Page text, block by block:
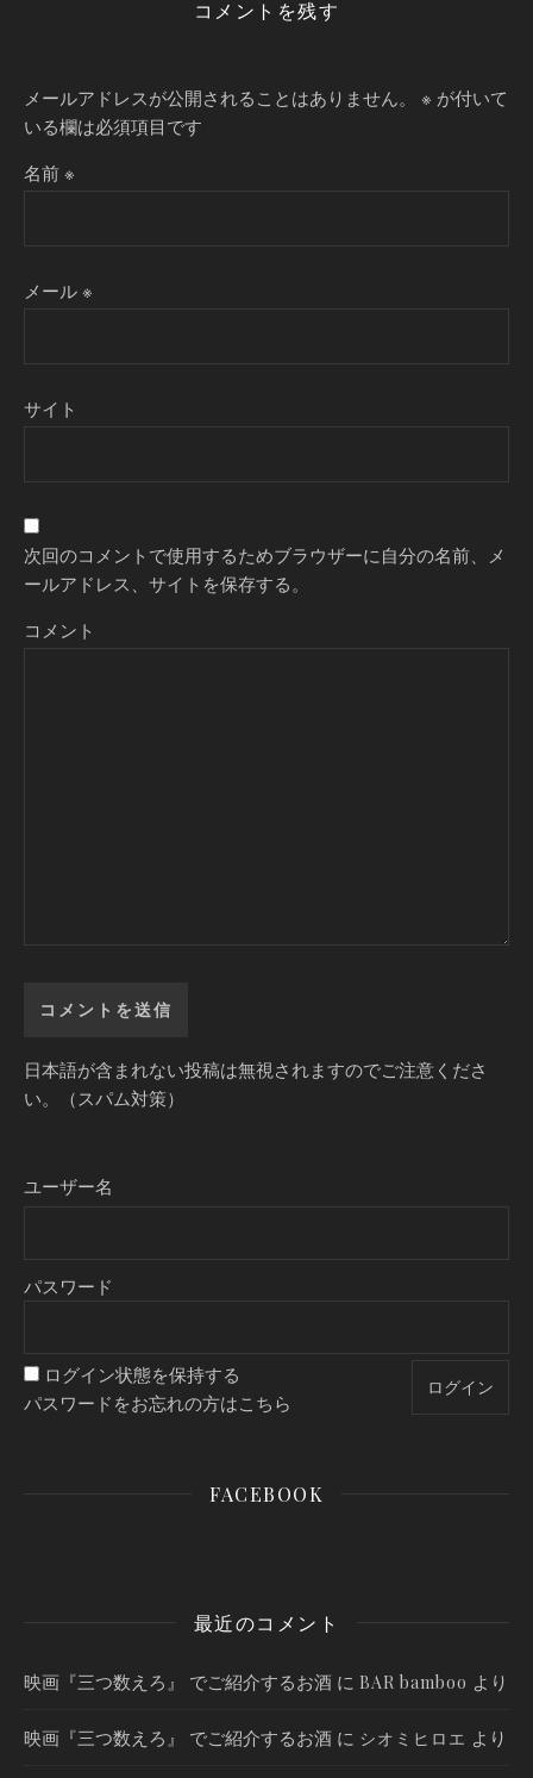
コメントを残す
メールアドレスが公開されることはありません。 ※ が付いて
いる欄は必須項目です
名前※
メール※
サイト
次回のコメントで使用するためブラウザーに自分の名前、メ
ールアドレス、サイトを保存する。
コメント
日本語が含まれない投稿は無視されますのでご注意くださ
い。（スパム対策）
ユーザー名
パスワード
ログイン状態を保持する
パスワードをお忘れの方はこちら
FACEBOOK
最近のコメント
映画『三つ数えろ』 でご紹介するお酒 に BAR bamboo より
映画『三つ数えろ』 でご紹介するお酒 に シオミヒロエ より